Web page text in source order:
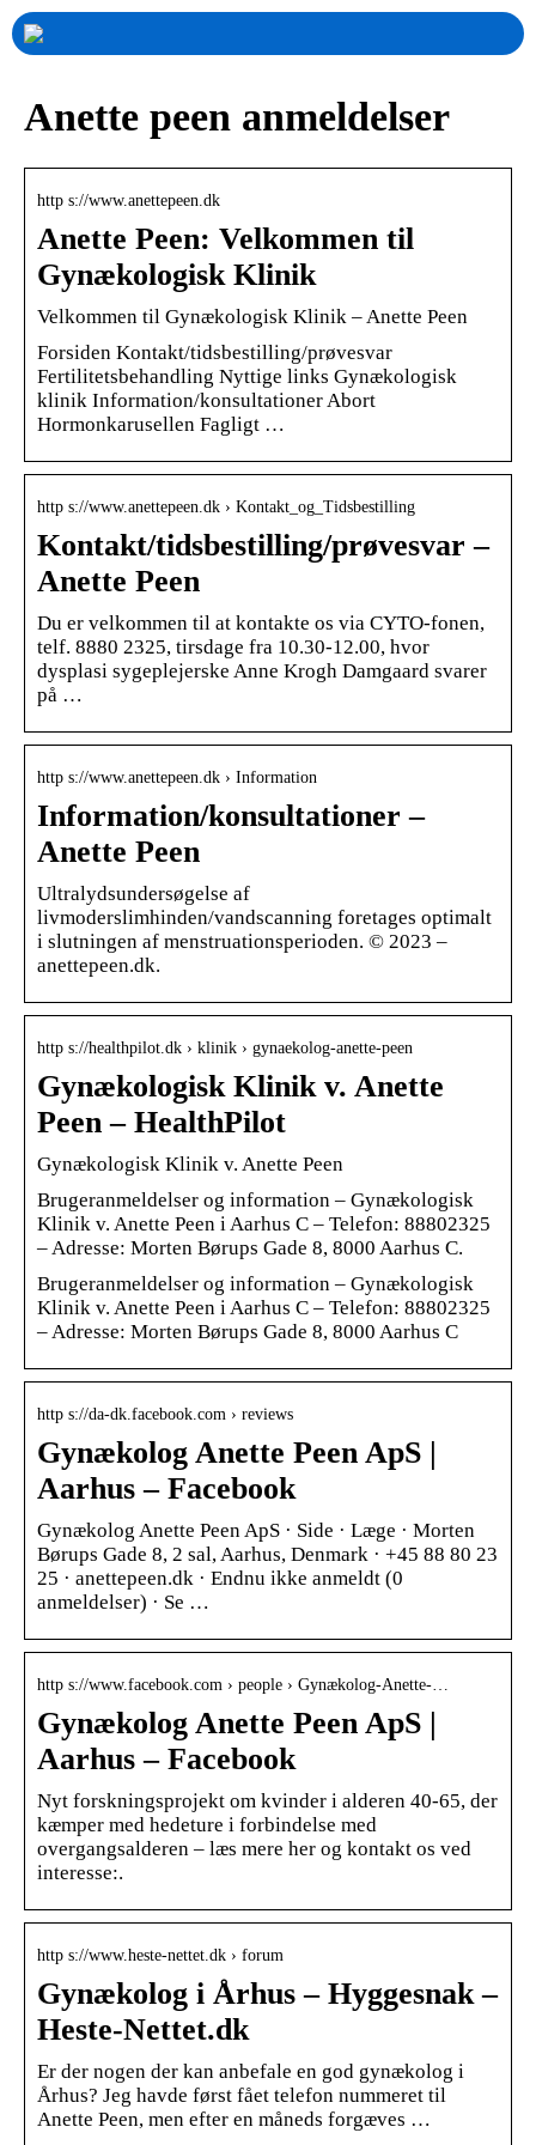
Anette peen anmeldelser
http s://www.anettepeen.dk
Anette Peen: Velkommen til
Gynækologisk Klinik
Velkommen til Gynækologisk Klinik – Anette Peen
Forsiden Kontakt/tidsbestilling/prøvesvar
Fertilitetsbehandling Nyttige links Gynækologisk
klinik Information/konsultationer Abort
Hormonkarusellen Fagligt …
http s://www.anettepeen.dk › Kontakt_og_Tidsbestilling
Kontakt/tidsbestilling/prøvesvar –
Anette Peen
Du er velkommen til at kontakte os via CYTO-fonen,
telf. 8880 2325, tirsdage fra 10.30-12.00, hvor
dysplasi sygeplejerske Anne Krogh Damgaard svarer
på …
http s://www.anettepeen.dk › Information
Information/konsultationer –
Anette Peen
Ultralydsundersøgelse af
livmoderslimhinden/vandscanning foretages optimalt
i slutningen af menstruationsperioden. © 2023 –
anettepeen.dk.
http s://healthpilot.dk › klinik › gynaekolog-anette-peen
Gynækologisk Klinik v. Anette
Peen – HealthPilot
Gynækologisk Klinik v. Anette Peen
Brugeranmeldelser og information – Gynækologisk
Klinik v. Anette Peen i Aarhus C – Telefon: 88802325
– Adresse: Morten Børups Gade 8, 8000 Aarhus C.
Brugeranmeldelser og information – Gynækologisk
Klinik v. Anette Peen i Aarhus C – Telefon: 88802325
– Adresse: Morten Børups Gade 8, 8000 Aarhus C
http s://da-dk.facebook.com › reviews
Gynækolog Anette Peen ApS |
Aarhus – Facebook
Gynækolog Anette Peen ApS · Side · Læge · Morten
Børups Gade 8, 2 sal, Aarhus, Denmark · +45 88 80 23
25 · anettepeen.dk · Endnu ikke anmeldt (0
anmeldelser) · Se …
http s://www.facebook.com › people › Gynækolog-Anette-…
Gynækolog Anette Peen ApS |
Aarhus – Facebook
Nyt forskningsprojekt om kvinder i alderen 40-65, der
kæmper med hedeture i forbindelse med
overgangsalderen – læs mere her og kontakt os ved
interesse:.
http s://www.heste-nettet.dk › forum
Gynækolog i Århus – Hyggesnak –
Heste-Nettet.dk
Er der nogen der kan anbefale en god gynækolog i
Århus? Jeg havde først fået telefon nummeret til
Anette Peen, men efter en måneds forgæves …